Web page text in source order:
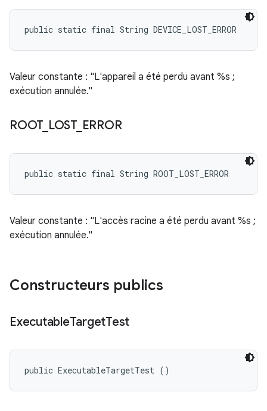
public static final String DEVICE_LOST_ERROR
Valeur constante : "L'appareil a été perdu avant %s ;
exécution annulée."
ROOT_ LOST_ ERROR
public static final String ROOT_LOST_ERROR
Valeur constante : "L'accès racine a été perdu avant %s ;
exécution annulée."
Constructeurs publics
ExecutableTargetTest
public ExecutableTargetTest ()